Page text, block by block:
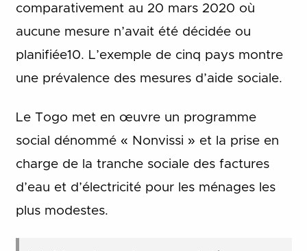
comparativement au 20 mars 2020 où
aucune mesure n’avait été décidée ou
planifiée10. L’exemple de cinq pays montre
une prévalence des mesures d’aide sociale.
Le Togo met en œuvre un programme
social dénommé « Nonvissi » et la prise en
charge de la tranche sociale des factures
d’eau et d’électricité pour les ménages les
plus modestes.